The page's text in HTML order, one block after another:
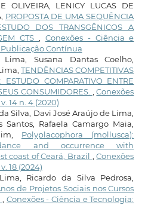
OLIVEIRA, LENICY LUCAS DE
PROPOSTA DE UMA SEQUÊNCIA
DOS TRANSGÊNICOS A
CTS , Conexões - Ciência e
Publicação Contínua
Susana Dantas Coelho,
TENDÊNCIAS COMPETITIVAS
COMPARATIVO ENTRE
CONSUMIDORES. ,Conexões
14 n. 4 (2020)
Silva, Davi José Araújo de Lima,
Santos, Rafaela Camargo Maia,
Polyplacophora (mollusca):
and occurrence with
coast of Ceará, Brazil ,Conexões
18 (2024)
Ricardo da Silva Pedrosa,
de Projetos Sociais nos Cursos
, Conexões - Ciência e Tecnologia: